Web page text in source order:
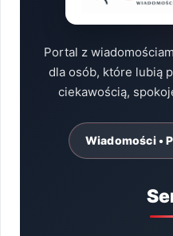
Portal z
dla osób, które lubią
ciekawością,
Wiadomości •